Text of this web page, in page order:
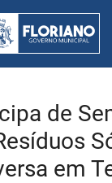
de
em